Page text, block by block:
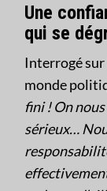
Une
qui se
Interrogé sur
monde
fini ! On
sérieux…